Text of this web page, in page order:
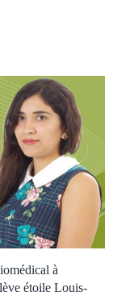
à
étoile Louis-